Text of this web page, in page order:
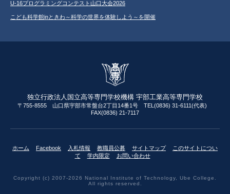
U-16プログラミングコンテスト山口大会2026
こども科学館inときわ～科学の世界を体験しよう～を開催
独立行政法人国立高等専門学校機構 宇部工業高等専門学校
〒755-8555 山口県宇部市常盤台2丁目14番1号 TEL(0836) 31-6111(代表)
FAX(0836) 21-7117
ホーム Facebook 入札情報 教職員公募 サイトマップ
このサイトについ
て
学内限定 お問い合わせ
Copyright (c) 2007-2026 National Institute of Technology, Ube College.
All rights reserved.